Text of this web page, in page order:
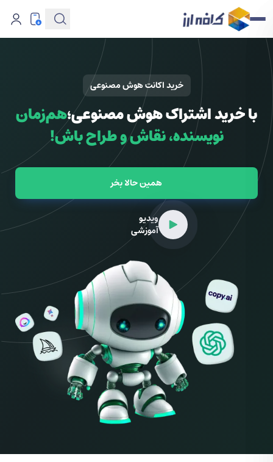
خرید اکانت هوش مصنوعی
با خرید اشتراک هوش مصنوعی؛هم‌زمان
نویسنده، نقاش و طراح باش!
همین حالا بخر
ویدیو
آموزشی